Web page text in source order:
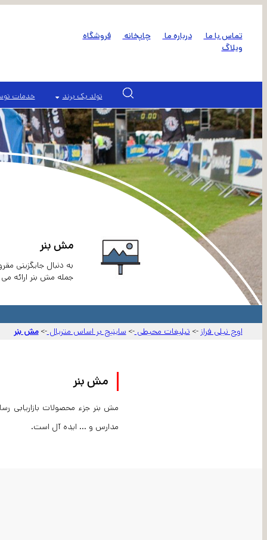
تماس با ما درباره ما چاپخانه
فروشگاه
وبلاگ
تولد یک برند خدمات
مش بنر
جمله مش بنر ارائه
اوج نیلی فراز ->تبلیغات محیطی->ساینیج بر اساس متریال->مش بنر
مش بنر
مش بنر جزء محصولات بازاریابی
مدارس و ... ایده آل است.